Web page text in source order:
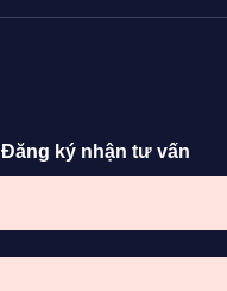
Đăng ký nhận tư vấn